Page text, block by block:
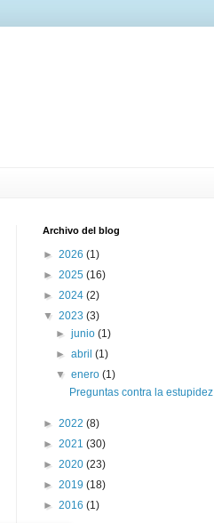
Archivo del blog
► 2026 (1)
► 2025 (16)
► 2024 (2)
▼ 2023 (3)
►junio(1)
►abril(1)
▼enero(1)
Preguntas contra la estupidez
► 2022 (8)
► 2021 (30)
► 2020 (23)
► 2019 (18)
► 2016 (1)